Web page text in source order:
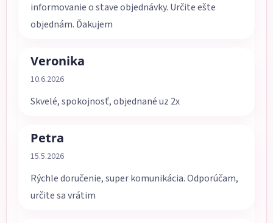
informovanie o stave objednávky. Určite ešte
objednám. Ďakujem
Veronika
Hodnotenie obchodu je 5 z 5 hviezdičiek.
10.6.2026
Skvelé, spokojnosť, objednané uz 2x
Petra
Hodnotenie obchodu je 5 z 5 hviezdičiek.
15.5.2026
Rýchle doručenie, super komunikácia. Odporúčam,
určite sa vrátim